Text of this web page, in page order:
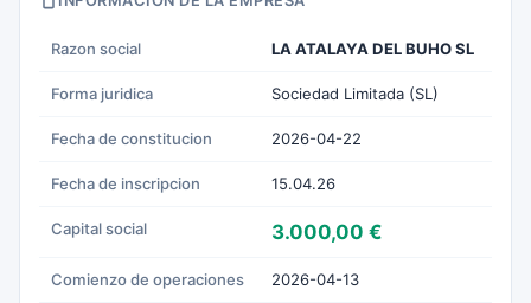
Razon social LA ATALAYA DEL BUHO SL
Forma juridica Sociedad Limitada (SL)
Fecha de constitucion 2026-04-22
Fecha de inscripcion 15.04.26
Capital social 3.000,00 €
Comienzo de operaciones 2026-04-13